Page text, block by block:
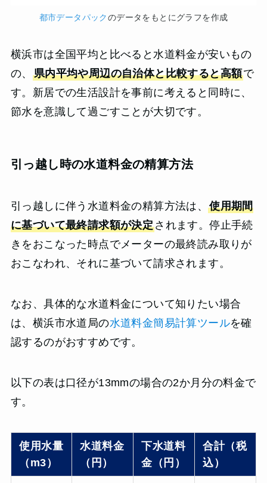
都市データパックのデータをもとにグラフを作成
横浜市は全国平均と比べると水道料金が安いもの
の、 県内平均や周辺の自治体と比較すると高額で
す。新居での生活設計を事前に考えると同時に、
節水を意識して過ごすことが大切です。
引っ越し時の水道料金の精算方法
引っ越しに伴う水道料金の精算方法は、使用期間
に基づいて最終請求額が決定されます。停止手続
きをおこなった時点でメーターの最終読み取りが
おこなわれ、それに基づいて請求されます。
なお、具体的な水道料金について知りたい場合
は、横浜市水道局の水道料金簡易計算ツールを確
認するのがおすすめです。
以下の表は口径が13mmの場合の2か月分の料金で
す。
使用水量
（m3）
水道料金
（円）
下水道料
金（円）
合計（税
込）